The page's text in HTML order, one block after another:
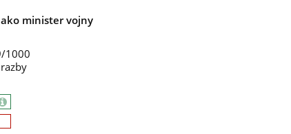
minister vojny
1000